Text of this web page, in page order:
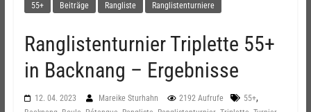
55+ Beiträge Rangliste Ranglistenturniere
Ranglistenturnier Triplette 55+
in Backnang – Ergebnisse
12. 04. 2023 Mareike Sturhahn 2192 Aufrufe 55+,